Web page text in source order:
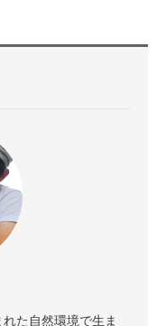
た自然環境で生ま